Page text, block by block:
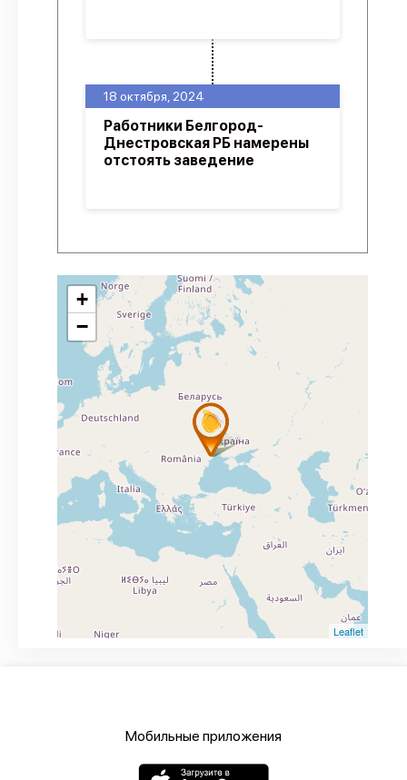
18 октября, 2024
Работники Белгород-
Днестровская РБ намерены
отстоять заведение
+
−
Leaflet
Мобильные приложения